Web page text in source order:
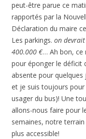
peut-être parue ce
rapportés par la
Déclaration du maire
Les parkings. on
400.000 €… Ah bon, ce
pour éponger le déficit
absente pour
et je suis toujours
usager du bus)! Une
allons-nous faire pour
semaines, notre terrain
plus accessible!